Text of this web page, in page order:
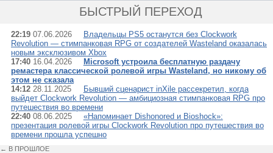
БЫСТРЫЙ ПЕРЕХОД
22:19 07.06.2026
Владельцы PS5 останутся без Clockwork
Revolution — стимпанковая RPG от создателей Wasteland оказалась
новым эксклюзивом Xbox
17:40 16.04.2026
Microsoft устроила бесплатную раздачу
ремастера классической ролевой игры Wasteland, но никому об
этом не сказала
14:12 28.11.2025
Бывший сценарист inXile рассекретил, когда
выйдет Clockwork Revolution — амбициозная стимпанковая RPG про
путешествия во времени
22:40 08.06.2025
«Напоминает Dishonored и Bioshock»:
презентация ролевой игры Clockwork Revolution про путешествия во
времени прошла успешно
← В ПРОШЛОЕ